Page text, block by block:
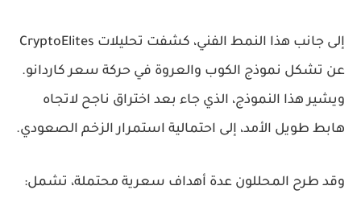
إلى جانب هذا النمط الفني، كشفت تحليلات CryptoElites
عن تشكل نموذج الكوب والعروة في حركة سعر كاردانو.
ويشير هذا النموذج، الذي جاء بعد اختراق ناجح لاتجاه
هابط طويل الأمد، إلى احتمالية استمرار الزخم الصعودي.
وقد طرح المحللون عدة أهداف سعرية محتملة، تشمل: